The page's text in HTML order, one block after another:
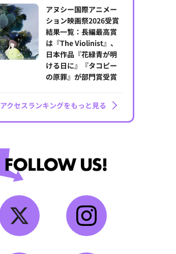
アヌシー国際アニメー
ション映画祭2026受賞
結果一覧：長編最高賞
は『The Violinist』、
日本作品『花緑青が明
ける日に』『タコピー
の原罪』が部門賞受賞
アクセスランキングをもっと見る